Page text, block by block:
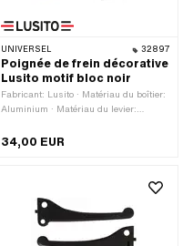
UNIVERSEL 32897
Poignée de frein décorative
Lusito motif bloc noir
Fabricant: Lusito · Matériau du boîtier:
Aluminium · Matériau du levier:
Plastique · Surface: verni · Couleur:
de filetage: M6x1 (filetage standard)
34,00 EUR